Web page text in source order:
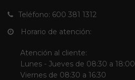
Teléfono: 600 381 1312
Horario de atención:
Atención al cliente:
Lunes - Jueves de 08:30 a 18:00
Viernes de 08:30 a 16:30